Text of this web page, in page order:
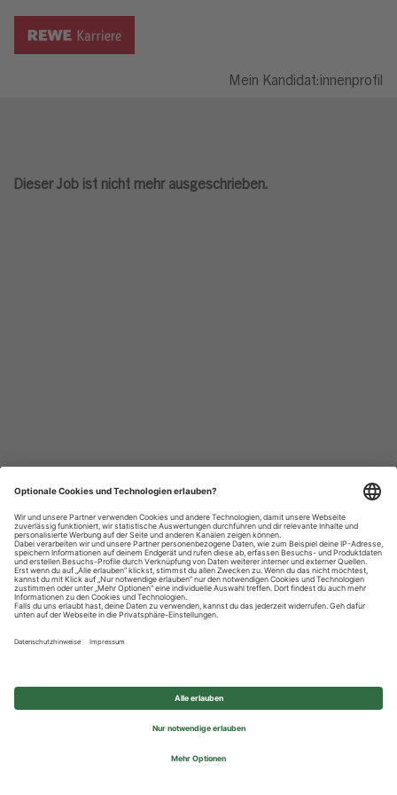
Mein Kandidat:innenprofil
Dieser Job ist nicht mehr ausgeschrieben.
Datenschutzhinweise
Impressum
Privatsphäre-Einstellungen
© 2026 REWE Group - All rights reserved